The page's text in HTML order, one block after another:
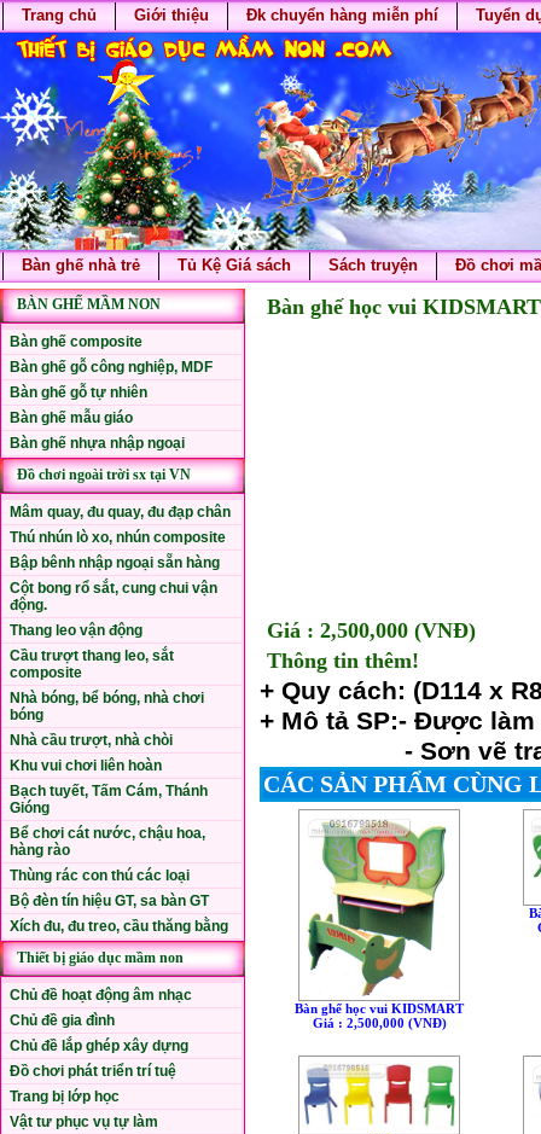
Trang chủ Giới thiệu Đk chuyển hàng miễn phí Tuyển
Bàn ghế nhà trẻ Tủ Kệ Giá sách Sách truyện Đồ chơi
BÀN GHẾ MẦM NON
Bàn ghế composite
Bàn ghế gỗ công nghiệp, MDF
Bàn ghế gỗ tự nhiên
Bàn ghế mẫu giáo
Bàn ghế nhựa nhập ngoại
Đồ chơi ngoài trời sx tại VN
Mâm quay, đu quay, đu đạp chân
Thú nhún lò xo, nhún composite
Bập bênh nhập ngoại sẵn hàng
Cột bong rổ sắt, cung chui vận
động.
Thang leo vận động
Cầu trượt thang leo, sắt
composite
Nhà bóng, bể bóng, nhà chơi
bóng
Nhà cầu trượt, nhà chòi
Khu vui chơi liên hoàn
Bạch tuyết, Tấm Cám, Thánh
Gióng
Bể chơi cát nước, chậu hoa,
hàng rào
Thùng rác con thú các loại
Bộ đèn tín hiệu GT, sa bàn GT
Xích đu, đu treo, cầu thăng bằng
Thiết bị giáo dục mầm non
Chủ đề hoạt động âm nhạc
Chủ đề gia đình
Chủ đề lắp ghép xây dựng
Đồ chơi phát triển trí tuệ
Trang bị lớp học
Vật tư phục vụ tự làm
Bàn ghế học vui
Giá : 2,500,000 (VNÐ)
Thông tin thêm!
+ Quy cách: (D114 x
+ Mô tả SP:- Được làm
- Sơn vẽ trang
CÁC SẢN PHẨM CÙNG
Bàn ghế học vui KIDSMART
Giá : 2,500,000 (VNÐ)